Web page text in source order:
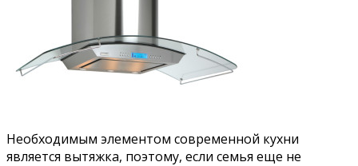
Необходимым элементом современной кухни
является вытяжка, поэтому, если семья еще не